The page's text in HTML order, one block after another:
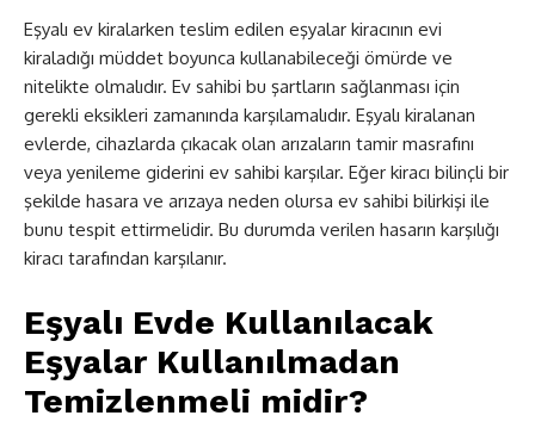
Eşyalı ev kiralarken teslim edilen eşyalar kiracının evi
kiraladığı müddet boyunca kullanabileceği ömürde ve
nitelikte olmalıdır. Ev sahibi bu şartların sağlanması için
gerekli eksikleri zamanında karşılamalıdır. Eşyalı kiralanan
evlerde, cihazlarda çıkacak olan arızaların tamir masrafını
veya yenileme giderini ev sahibi karşılar. Eğer kiracı bilinçli bir
şekilde hasara ve arızaya neden olursa ev sahibi bilirkişi ile
bunu tespit ettirmelidir. Bu durumda verilen hasarın karşılığı
kiracı tarafından karşılanır.
Eşyalı Evde Kullanılacak
Eşyalar Kullanılmadan
Temizlenmeli midir?